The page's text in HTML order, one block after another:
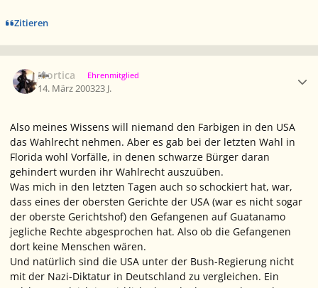
Zitieren
Mortica Ehrenmitglied
14. März 200323 J.
Also meines Wissens will niemand den Farbigen in den USA
das Wahlrecht nehmen. Aber es gab bei der letzten Wahl in
Florida wohl Vorfälle, in denen schwarze Bürger daran
gehindert wurden ihr Wahlrecht auszuüben.
Was mich in den letzten Tagen auch so schockiert hat, war,
dass eines der obersten Gerichte der USA (war es nicht sogar
der oberste Gerichtshof) den Gefangenen auf Guatanamo
jegliche Rechte abgesprochen hat. Also ob die Gefangenen
dort keine Menschen wären.
Und natürlich sind die USA unter der Bush-Regierung nicht
mit der Nazi-Diktatur in Deutschland zu vergleichen. Ein